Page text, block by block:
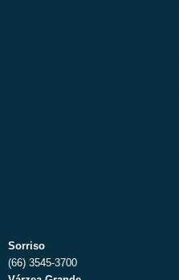
Sorriso
(66) 3545-3700